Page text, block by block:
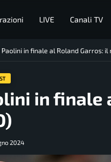
LIVE Canali TV
Paolini in finale al Roland Garros: il
in finale
2024